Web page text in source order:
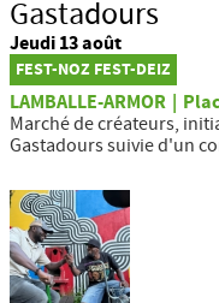
Gastadours
Jeudi 13 août
FEST-NOZ FEST-DEIZ
LAMBALLE-ARMOR
Marché de créateurs,
Gastadours suivie d'un